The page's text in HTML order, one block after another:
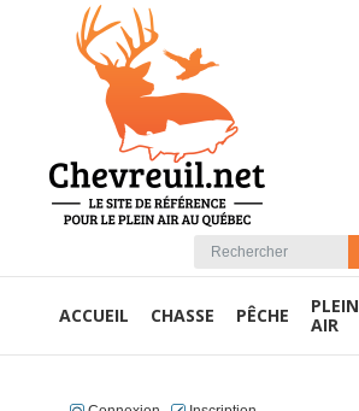
ACCUEIL CHASSE PÊCHE
PLEIN
AIR